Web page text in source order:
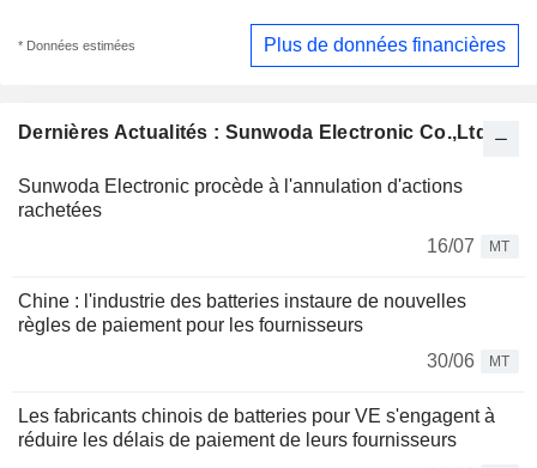
Dernières Actualités : Sunwoda Electronic Co.,Ltd
Sunwoda Electronic procède à l'annulation d'actions
rachetées
16/07
MT
Chine : l'industrie des batteries instaure de nouvelles
règles de paiement pour les fournisseurs
30/06
MT
Les fabricants chinois de batteries pour VE s'engagent à
réduire les délais de paiement de leurs fournisseurs
* Données estimées Plus de données financières